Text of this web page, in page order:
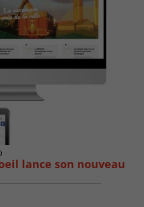
lance son nouveau